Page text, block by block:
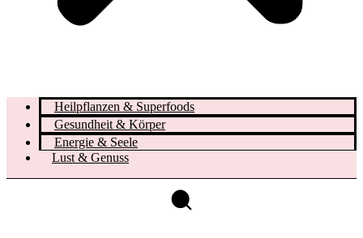
Heilpflanzen & Superfoods
Gesundheit & Körper
Energie & Seele
Lust & Genuss